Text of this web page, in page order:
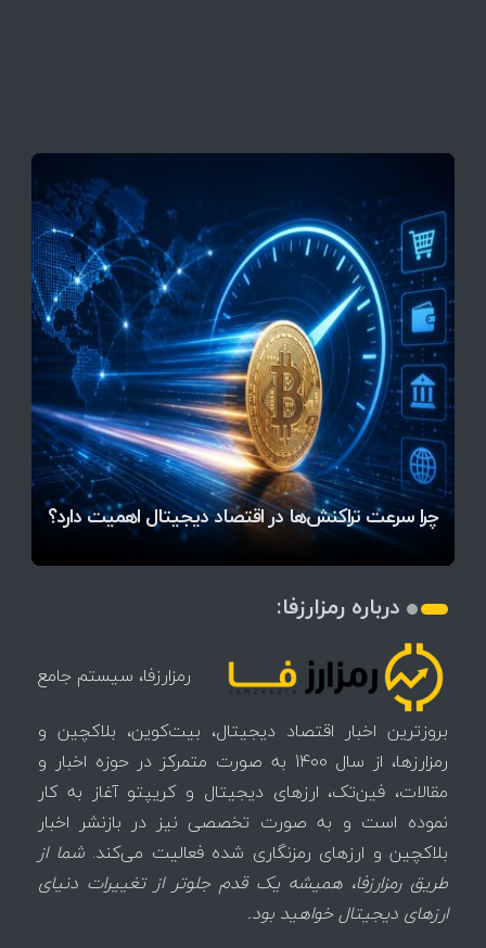
چرا سرعت تراکنش‌ها در اقتصاد دیجیتال اهمیت دارد؟
آخرین وضعیت بازار رمزارزها در جهان / مهم‌ترین
تهدید بیت‌کوین مشخص شد
اتفاق تاریخی در بازار رمزارزها / بیت‌کوین سبز شد
قیمت تتر، بیت‌کوین و اتریوم امروز دوشنبه ۵ مرداد
۱۴۰۵ | بیت‌کوین این مرز را از دست بدهد، همه‌چیز
تغییر می‌کند
رقابت پنهان دولت‌ها بر سر بیت‌کوین/ ۱۰ کشور برتر
کدامند؟
اتفاق مهم در بازار رمزارزها / بیت‌کوین وارد فاز تازه شد
تازه‌ترین رسوایی ارز دیجیتال؛ شکایت میلیاردی روی
میز / ۶۲۲ بیت‌کوین کجا رفت؟
بحران بدهی شرکت‌ها و خطر فروش اجباری میلیاردها
دلار بیت‌کوین
درباره رمزارزفا:
رمزارزفا، سیستم جامع
بروزترین اخبار اقتصاد دیجیتال، بیت‌کوین، بلاکچین و
رمزارزها، از سال 1400 به صورت متمرکز در حوزه اخبار و
مقالات، فین‌تک، ارزهای‌ دیجیتال و کریپتو آغاز به کار
نموده است و به صورت تخصصی نیز در بازنشر اخبار
بلاکچین و ارزهای رمزنگاری شده فعالیت می‌کند.شما از
طریق رمزارزفا، همیشه یک قدم جلوتر از تغییرات دنیای
ارزهای دیجیتال خواهید بود.